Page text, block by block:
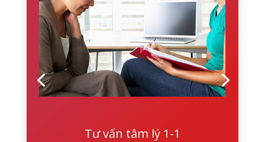
Tư vấn tâm lý 1-1